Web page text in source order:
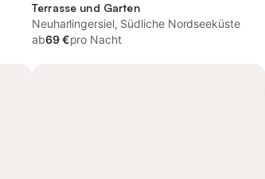
Terrasse und Garten
Neuharlingersiel, Südliche Nordseeküste
ab69 €pro Nacht